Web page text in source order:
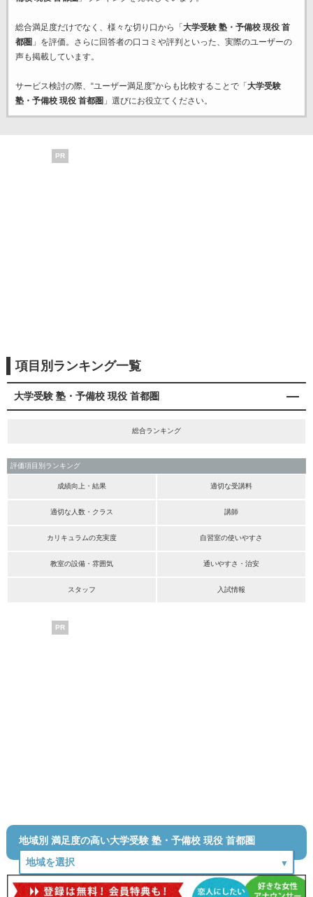
総合満足度だけでなく、様々な切り口から「 大学受験 塾・予備校 現役 首
都圏 」を評価。さらに回答者の口コミや評判といった、実際のユーザーの
声も掲載しています。
サービス検討の際、“ユーザー満足度”からも比較することで「 大学受験
塾・予備校 現役 首都圏 」選びにお役立てください。
PR
項目別ランキング一覧
大学受験 塾・予備校 現役 首都圏
総合ランキング
評価項目別ランキング
成績向上・結果 適切な受講料
適切な人数・クラス 講師
カリキュラムの充実度 自習室の使いやすさ
教室の設備・雰囲気 通いやすさ・治安
スタッフ 入試情報
PR
地域別 満足度の高い大学受験 塾・予備校 現役 首都圏